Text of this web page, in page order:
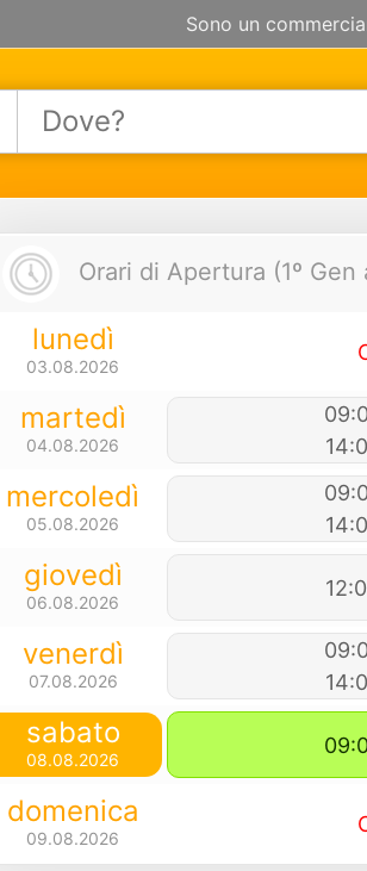
Sono un
Orari di Apertura (1º Gen
lunedì
03.08.2026
martedì
04.08.2026
mercoledì
05.08.2026
giovedì
06.08.2026
venerdì
07.08.2026
sabato
08.08.2026
domenica
09.08.2026